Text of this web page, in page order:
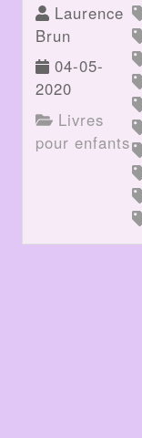
Laurence
Brun
04-05-
2020
Livres
pour enfants